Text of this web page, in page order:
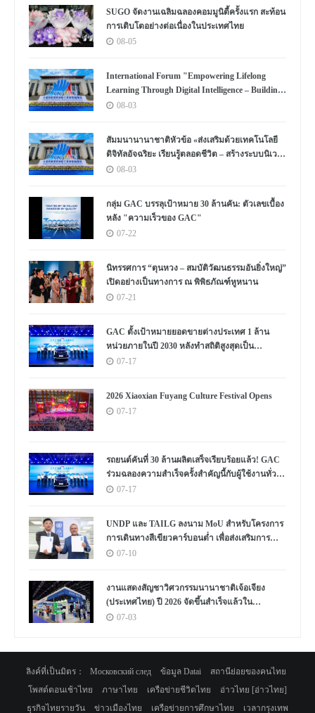
SUGO จัดงานเฉลิมฉลองคอมมูนิตี้ครั้งแรก สะท้อน
การเติบโตอย่างต่อเนื่องในประเทศไทย
08-05
International Forum "Empowering Lifelong
Learning Through Digital Intelligence – Building
a New Ecosystem for Human Lifelong Learning"
08-03
สัมมนานานาชาติหัวข้อ «ส่งเสริมด้วยเทคโนโลยี
ดิจิทัลอัจฉริยะ เรียนรู้ตลอดชีวิต – สร้างระบบนิเวศ
ใหม่แห่งการเรียนรู้ตลอดชีวิตของมนุษย์» จัดขึ้น
08-03
กลุ่ม GAC บรรลุเป้าหมาย 30 ล้านคัน: ตัวเลขเบื้อง
หลัง "ความเร็วของ GAC"
07-22
นิทรรศการ “ตุนหวง – สมบัติวัฒนธรรมอันยิ่งใหญ่”
เปิดอย่างเป็นทางการ ณ พิพิธภัณฑ์หูหนาน
07-21
GAC ตั้งเป้าหมายยอดขายต่างประเทศ 1 ล้าน
หน่วยภายในปี 2030 หลังทำสถิติสูงสุดเป็น
ประวัติการณ์
07-17
2026 Xiaoxian Fuyang Culture Festival Opens
07-17
รถยนต์คันที่ 30 ล้านผลิตเสร็จเรียบร้อยแล้ว! GAC
ร่วมฉลองความสำเร็จครั้งสำคัญนี้กับผู้ใช้งานทั่ว
โลก07-17
UNDP และ TAILG ลงนาม MoU สำหรับโครงการ
การเดินทางสีเขียวคาร์บอนต่ำ เพื่อส่งเสริมการ
พัฒนาอย่างยั่งยืนในแอฟริกาและทั่วโลก
07-10
งานแสดงสัญชาวิศวกรรมนานาชาติเจ้อเจียง
(ประเทศไทย) ปี 2026 จัดขึ้นสำเร็จแล้วใน
ประเทศไทย
07-03
ลิงค์ที่เป็นมิตร： Московский след ข้อมูล Datai
สถานีย่อยของคนไทย
โพสต์ตอนเช้าไทย
ภาษาไทย เครือข่ายชีวิตไทย
อ่าวไทย [อ่าวไทย]
ธุรกิจไทยรายวัน
ข่าวเมืองไทย เครือข่ายการศึกษาไทย เวลากรุงเทพ